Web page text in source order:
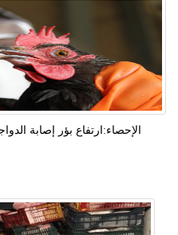
الإحصاء:ارتفاع بؤر إصابة الدواجن